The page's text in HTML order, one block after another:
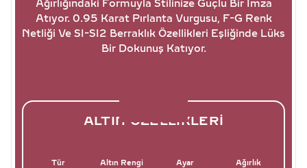
Ağırlığındaki Formuyla Stilinize Güçlü Bir İmza
Atıyor. 0.95 Karat Pırlanta Vurgusu, F-G Renk
Netliği Ve SI-SI2 Berraklık Özellikleri Eşliğinde Lüks
Bir Dokunuş Katıyor.
ALTIN ÖZELLIKLERI
Tür Altın Rengi Ayar Ağırlık